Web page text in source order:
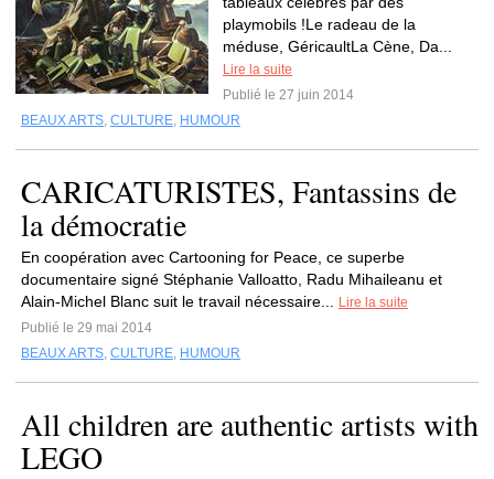
playmobils !Le radeau de la
méduse, GéricaultLa Cène, Da...
Lire la suite
Publié le 27 juin 2014
BEAUX ARTS, CULTURE, HUMOUR
CARICATURISTES, Fantassins de
la démocratie
En coopération avec Cartooning for Peace, ce superbe
documentaire signé Stéphanie Valloatto, Radu Mihaileanu et
Alain-Michel Blanc suit le travail nécessaire...
Lire la suite
Publié le 29 mai 2014
BEAUX ARTS, CULTURE, HUMOUR
All children are authentic artists with
LEGO